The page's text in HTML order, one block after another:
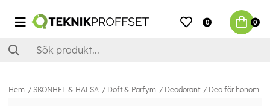
0 0
Hem SKÖNHET & HÄLSA Doft & Parfym Deodorant Deo för honom